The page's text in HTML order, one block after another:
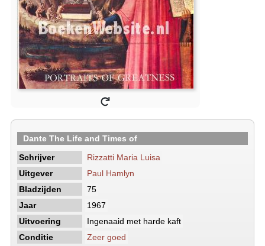
Dante The Life and Times of
Schrijver
Rizzatti Maria Luisa
Uitgever
Paul Hamlyn
Bladzijden
75
Jaar
1967
Uitvoering
Ingenaaid met harde kaft
Conditie
Zeer goed